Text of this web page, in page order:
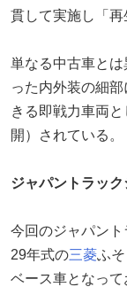
貫して実施し「再
単なる中古車と
った内外装の細
きる即戦力車両
開）されている。
ジャパントラッ
今回のジャパン
29年式の三菱ふ
ベース車となっ